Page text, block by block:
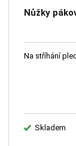
Nůžky
Na stříhání
Skladem